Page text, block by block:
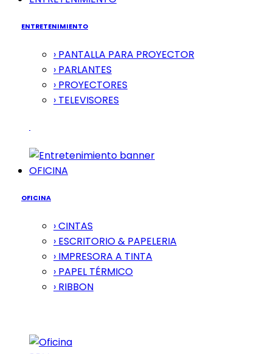
ENTRETENIMIENTO
› PANTALLA PARA PROYECTOR
› PARLANTES
› PROYECTORES
› TELEVISORES
OFICINA
OFICINA
› CINTAS
› ESCRITORIO & PAPELERIA
› IMPRESORA A TINTA
› PAPEL TÉRMICO
› RIBBON